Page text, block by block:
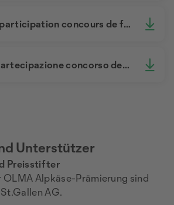
Conditions de participation concours de fromages d'alpage 2026.pdf
Condizioni di partecipazione concorso dei fromatti d'alpe 2026.pdf
Unterstützer
Preisstifter
Alpkäse-Prämierung sind
AG.